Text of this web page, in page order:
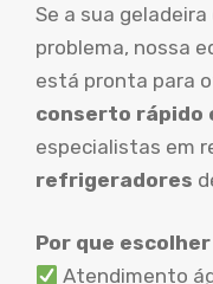
Se a sua
problema, nossa
está pronta para
conserto rápido
especialistas em
refrigeradores
Por que
Atendimento